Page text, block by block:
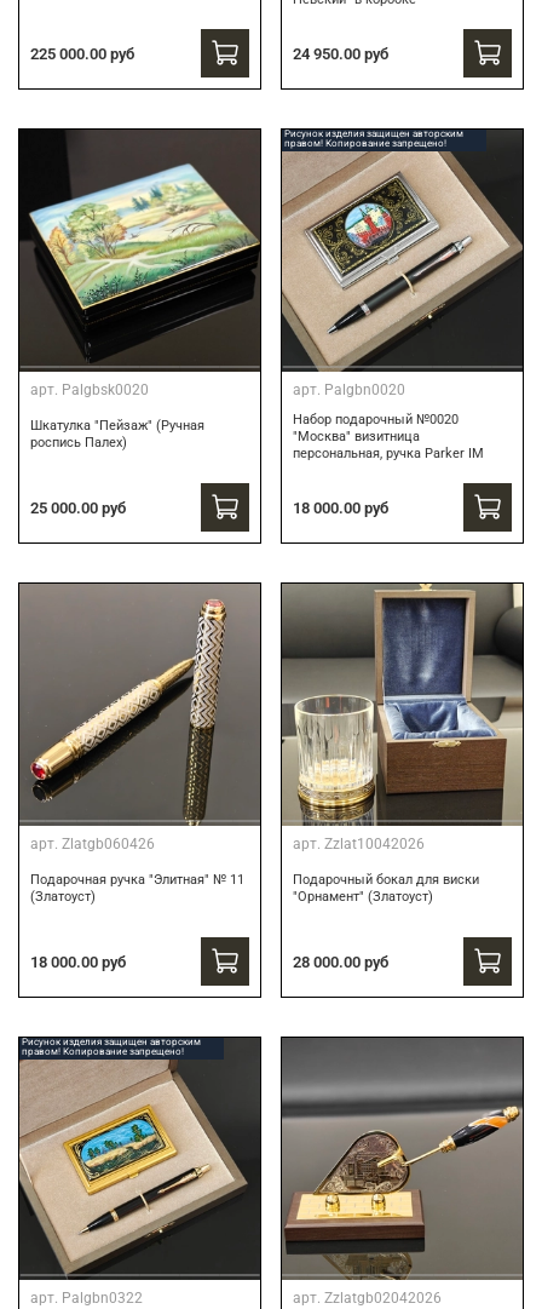
225 000.00 руб 24 950.00 руб
арт. Palgbsk0020
Шкатулка "Пейзаж" (Ручная
роспись Палех)
25 000.00 руб
Рисунок изделия защищен авторским
правом! Копирование запрещено!
арт. Palgbn0020
Набор подарочный №0020
"Москва" визитница
персональная, ручка Parker IM
18 000.00 руб
арт. Zlatgb060426
Подарочная ручка "Элитная" № 11
(Златоуст)
18 000.00 руб
арт. Zzlat10042026
Подарочный бокал для виски
"Орнамент" (Златоуст)
28 000.00 руб
Рисунок изделия защищен авторским
правом! Копирование запрещено!
арт. Palgbn0322 арт. Zzlatgb02042026